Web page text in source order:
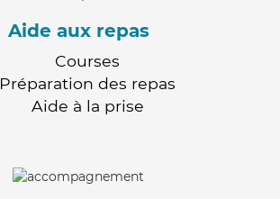
Aide aux repas
Courses
Préparation des repas
Aide à la prise